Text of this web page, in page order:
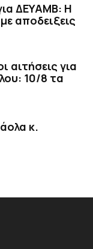
ΔΕΥΑΜΒ: Η
αποδειξεις
αιτήσεις για
10/8 τα
κ.